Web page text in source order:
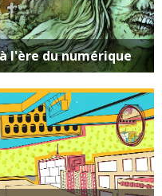
l'ère du numérique